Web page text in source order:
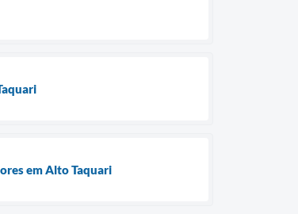
em Alto Taquari